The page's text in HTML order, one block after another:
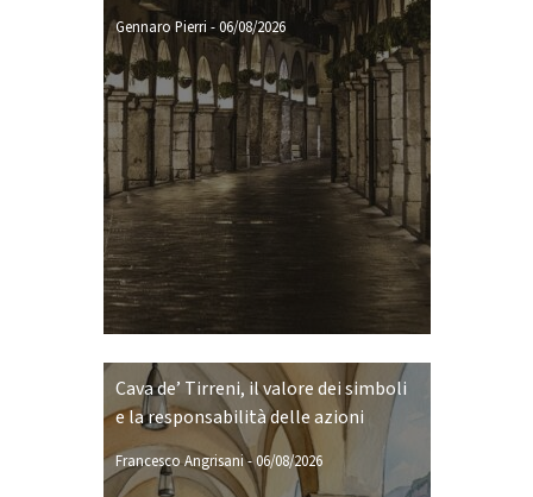
Gennaro Pierri -06/08/2026
Cava de’ Tirreni, il valore dei simboli
e la responsabilità delle azioni
Francesco Angrisani-06/08/2026